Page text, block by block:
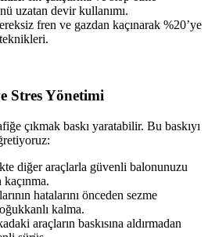
uzatan devir kullanımı.
fren ve gazdan kaçınarak %20’ye
Stres Yönetimi
çıkmak baskı yaratabilir. Bu baskıyı
diğer araçlarla güvenli balonunuzu
hatalarını önceden sezme
kalma.
araçların baskısına aldırmadan